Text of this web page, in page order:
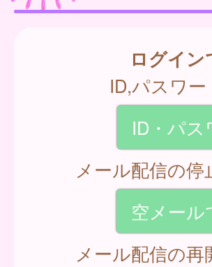
ログイ
ID,パスワ
ID・パ
メール配信の
空メール
メール配信の